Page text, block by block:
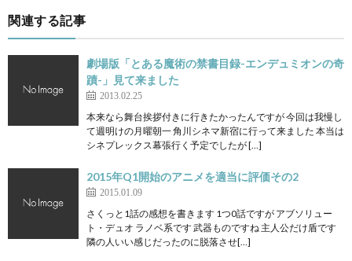
関連する記事
劇場版「とある魔術の禁書目録-エンデュミオンの奇
蹟-」見て来ました
2013.02.25
本来なら舞台挨拶付きに行きたかったんですが 今回は我慢し
て週明けの月曜朝一 角川シネマ新宿に行って来ました 本当は
シネプレックス幕張行く予定でしたが […]
2015年Q1開始のアニメを適当に評価その2
2015.01.09
さくっと1話の感想を書きます 1つ0話ですが アブソリュー
ト・デュオ ラノベ系です 武器ものですね 主人公だけ盾です
隣の人いい感じだったのに脱落させ[…]